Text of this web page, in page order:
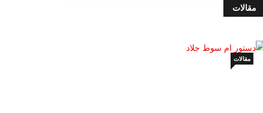
مقالات
مقالات